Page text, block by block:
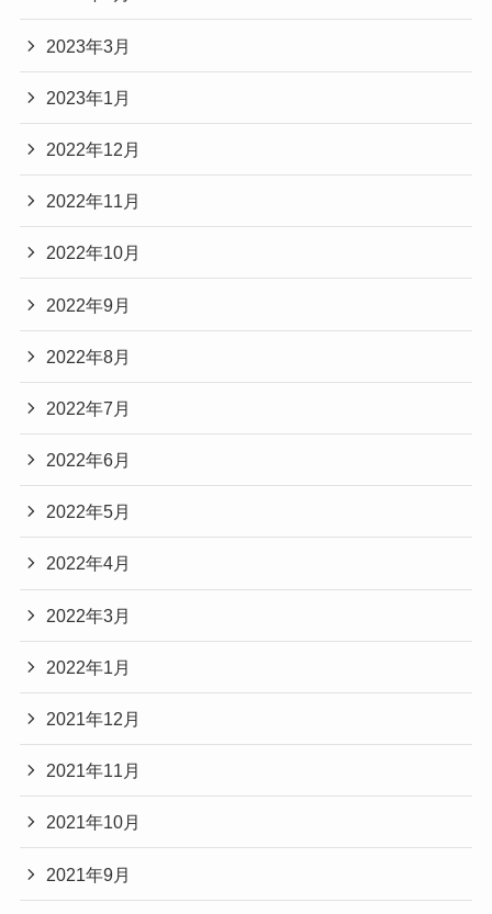
2023年3月
2023年1月
2022年12月
2022年11月
2022年10月
2022年9月
2022年8月
2022年7月
2022年6月
2022年5月
2022年4月
2022年3月
2022年1月
2021年12月
2021年11月
2021年10月
2021年9月